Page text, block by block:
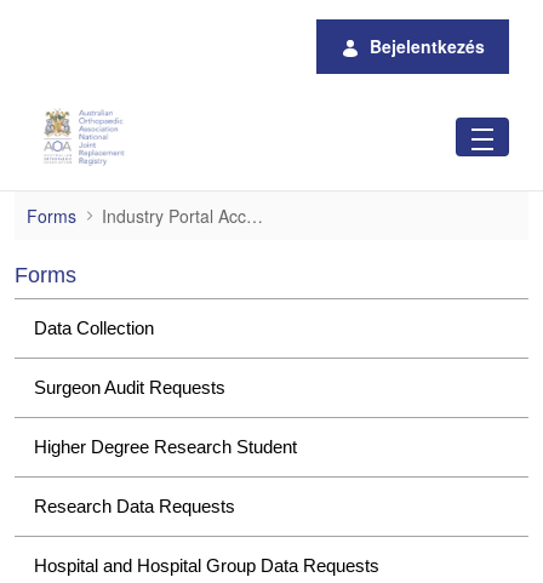
Bejelentkezés
Industry Portal Access
Forms Industry Portal Access
Forms
Data Collection
Surgeon Audit Requests
Higher Degree Research Student
Research Data Requests
Hospital and Hospital Group Data Requests